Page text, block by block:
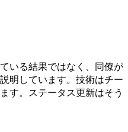
いる結果ではなく、同僚が
明しています。技術はチー
す。ステータス更新はそう